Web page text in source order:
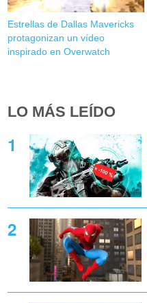
Estrellas de Dallas Mavericks
protagonizan un vídeo
inspirado en Overwatch
LO MÁS LEÍDO